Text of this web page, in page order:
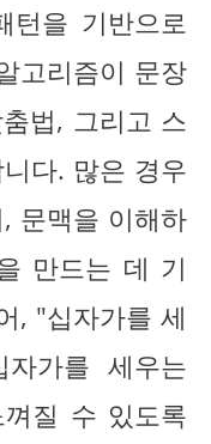
턴을 기반으로
고리즘이 문장
법, 그리고 스
다. 많은 경우
문맥을 이해하
만드는 데 기
, "십자가를 세
가를 세우는
질 수 있도록